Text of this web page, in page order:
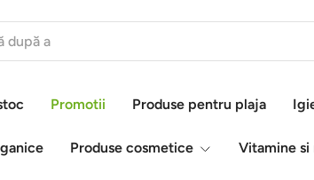
Promotii Produse pentru plaja
Produse cosmetice Vitamine si